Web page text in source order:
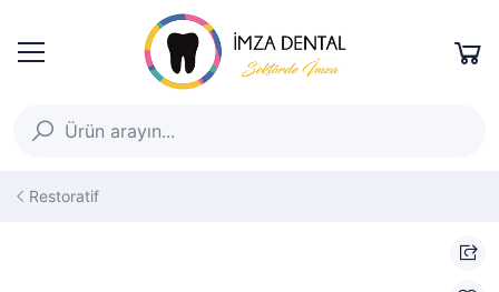
Restoratif